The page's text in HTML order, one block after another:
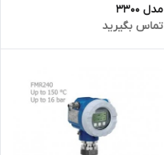
مدل 3300
تماس بگیرید